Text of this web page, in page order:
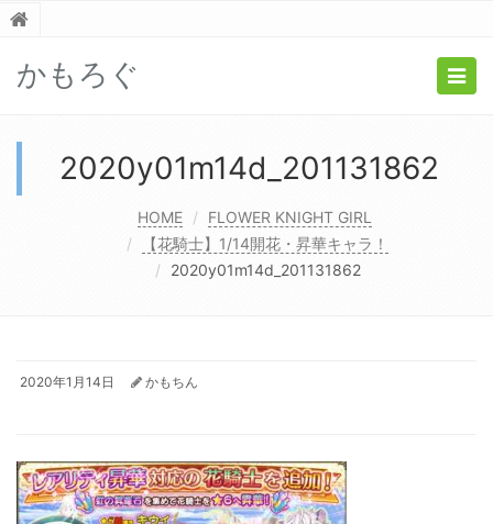
かもろぐ
2020y01m14d_201131862
HOME
FLOWER KNIGHT GIRL
【花騎士】1/14開花・昇華キャラ！
2020y01m14d_201131862
2020年1月14日 かもちん